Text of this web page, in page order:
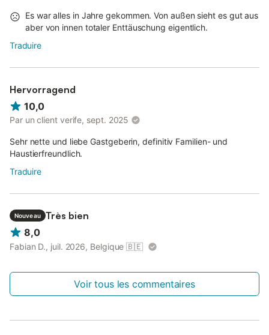
Es war alles in Jahre gekommen. Von außen sieht es gut aus
aber von innen totaler Enttäuschung eigentlich.
Traduire
Hervorragend
10,0
Par un client verife, sept. 2025
Sehr nette und liebe Gastgeberin, definitiv Familien- und
Haustierfreundlich.
Traduire
Nouveau
Très bien
8,0
Fabian D., juil. 2026, Belgique 🇧🇪
Voir tous les commentaires